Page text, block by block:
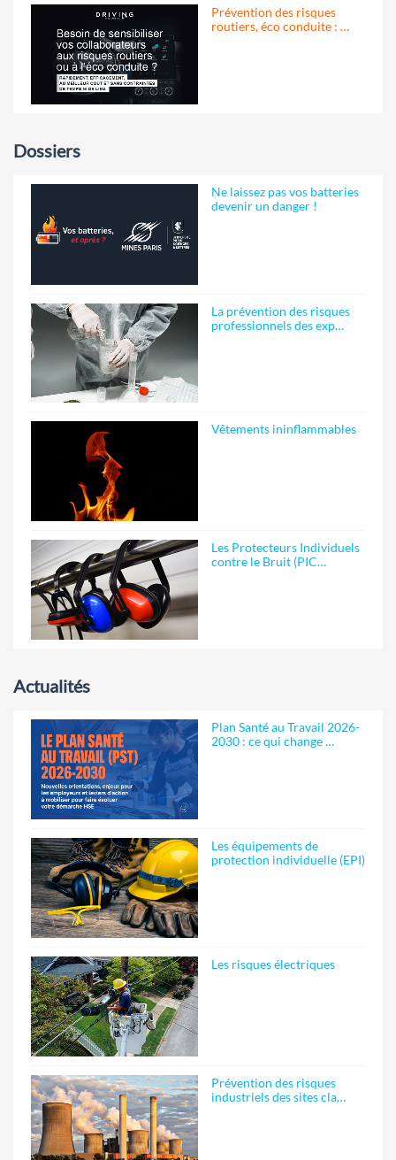
Prévention des risques
routiers, éco conduite : …
Dossiers
Ne laissez pas vos batteries
devenir un danger !
La prévention des risques
professionnels des exp…
Vêtements ininflammables
Les Protecteurs Individuels
contre le Bruit (PIC…
Actualités
Plan Santé au Travail 2026-
2030 : ce qui change …
Les équipements de
protection individuelle (EPI)
Les risques électriques
Prévention des risques
industriels des sites cla…